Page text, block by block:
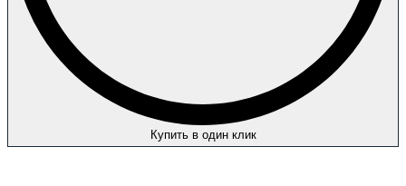
Купить в один клик